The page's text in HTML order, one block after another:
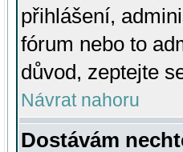
přihlášení,
fórum nebo to
důvod, zeptejte
Návrat nahoru
Dostávám